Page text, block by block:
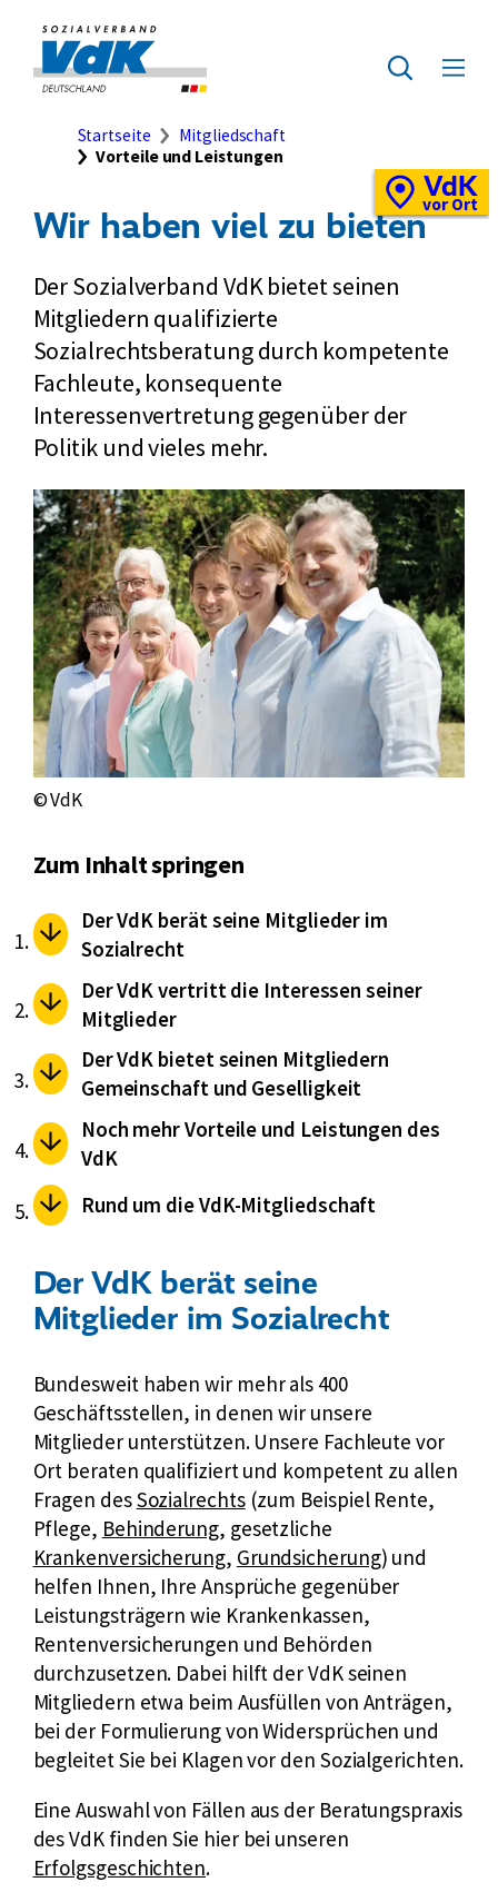
Seiteninhalt
springen
Zur
Startseite
des
Zur
Suche
Menü
Ort-
VdK
vor Ort
Brotkrumennavigation
Startseite
Mitgliedschaft
Vorteile und Leistungen
Wir haben viel zu bieten
Der Sozialverband VdK bietet seinen
Mitgliedern qualifizierte
Sozialrechtsberatung durch kompetente
Fachleute, konsequente
Interessenvertretung gegenüber der
Politik und vieles mehr.
© VdK
Zum Inhalt springen
Der VdK berät seine Mitglieder im
Sozialrecht
Der VdK vertritt die Interessen seiner
Mitglieder
Der VdK bietet seinen Mitgliedern
Gemeinschaft und Geselligkeit
Noch mehr Vorteile und Leistungen des
VdK
Rund um die VdK-Mitgliedschaft
Der VdK berät seine
Mitglieder im Sozialrecht
Bundesweit haben wir mehr als 400
Geschäftsstellen, in denen wir unsere
Mitglieder unterstützen. Unsere Fachleute vor
Ort beraten qualifiziert und kompetent zu allen
Fragen desE
x
t
e
r
n
e
r
L
i
k
:
Sozialrechts(zum Beispiel Rente,
Pflege, Behinderung, gesetzliche
Krankenversicherung, Grundsicherung) und
helfen Ihnen, Ihre Ansprüche gegenüber
Leistungsträgern wie Krankenkassen,
Rentenversicherungen und Behörden
durchzusetzen. Dabei hilft der VdK seinen
Mitgliedern etwa beim Ausfüllen von Anträgen,
bei der Formulierung von Widersprüchen und
begleitet Sie bei Klagen vor den Sozialgerichten.
Eine Auswahl von Fällen aus der Beratungspraxis
des VdK finden Sie hier bei unserenE
Erfolgsgeschichten.